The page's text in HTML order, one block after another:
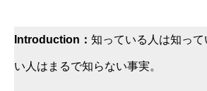
Introduction： 知っている人は知っ
い人はまるで知らない事実。